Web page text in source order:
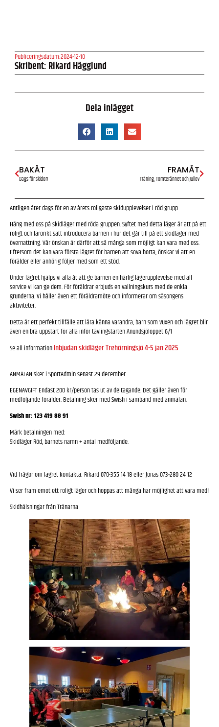
Publiceringsdatum:2024-12-10
Skribent: Rikard Hägglund
Dela inlägget
BAKÅT
Dags för skidor!
FRAMÅT
Träning, Tomterännet och Jullov
Äntligen åter dags för en av årets roligaste skidupplevelser i röd grupp
Häng med oss på skidläger med röda gruppen. Syftet med detta läger är att på ett
roligt och lärorikt sätt introducera barnen i hur det går till på ett skidläger med
övernattning. Vår önskan är därför att så många som möjligt kan vara med oss.
Eftersom det kan vara första lägret för barnen att sova borta, önskar vi att en
förälder eller anhörig följer med som ett stöd.
Under lägret hjälps vi alla åt att ge barnen en härlig lägerupplevelse med all
service vi kan ge dem. För föräldrar erbjuds en vallningskurs med de enkla
grunderna. Vi håller även ett föräldramöte och informerar om säsongens
aktiviteter.
Detta är ett perfekt tillfälle att lära känna varandra, barn som vuxen och lägret blir
även en bra uppstart för alla inför tävlingstarten Anundsjöloppet 6/1
Se all informationInbjudan skidläger Trehörningsjö 4-5 jan 2025
ANMÄLAN sker i SportAdmin senast 29 december.
EGENAVGIFT Endast 200 kr/person tas ut av deltagande. Det gäller även för
medföljande förälder. Betalning sker med Swish i samband med anmälan.
Swish nr: 123 419 88 91
Märk betalningen med:
Skidläger Röd, barnets namn + antal medföljande.
Vid frågor om lägret kontakta: Rikard 070-355 14 18 eller Jonas 073-280 24 12
Vi ser fram emot ett roligt läger och hoppas att många har möjlighet att vara med!
Skidhälsningar från Tränarna